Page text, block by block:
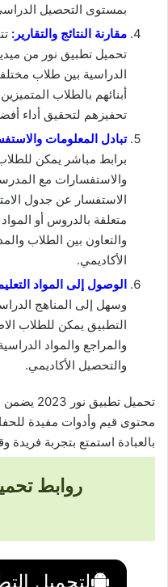
بمستوى التحصيل
مقارنة النتائج والتقارير:
تحميل تطبيق نور من ميديا
الدراسية بين طلاب
أبنائهم بالطلاب
تحفيزهم لتحقيق أداء
تبادل المعلومات
برابط مباشر يمكن للطلاب
والاستفسارات مع
الاستفسار عن جدول
متعلقة بالدروس أو
والتعاون بين الطلاب
الأكاديمي.
الوصول إلى المواد
وسهل إلى المناهج
التطبيق يمكن للطلاب
والمراجع والمواد
والتحصيل الأكاديمي.
تحميل
محتوى قيم وأدوات مفيدة
بالعبادة استمتع بتجربة فريدة
روابط
لتحميل